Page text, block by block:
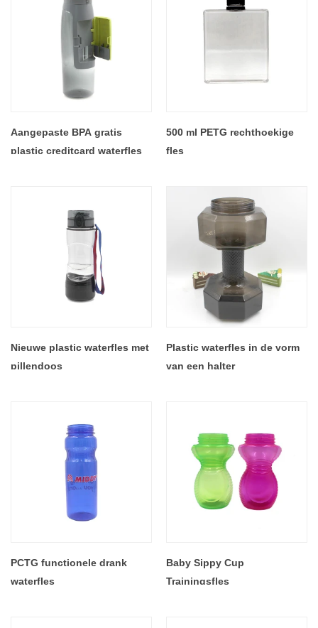
Aangepaste BPA gratis
plastic creditcard waterfles
500 ml PETG rechthoekige
fles
Nieuwe plastic waterfles met
pillendoos
Plastic waterfles in de vorm
van een halter
PCTG functionele drank
waterfles
Baby Sippy Cup
Trainingsfles